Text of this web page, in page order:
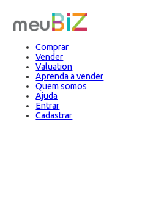
Comprar
Vender
Valuation
Aprenda a vender
Quem somos
Ajuda
Entrar